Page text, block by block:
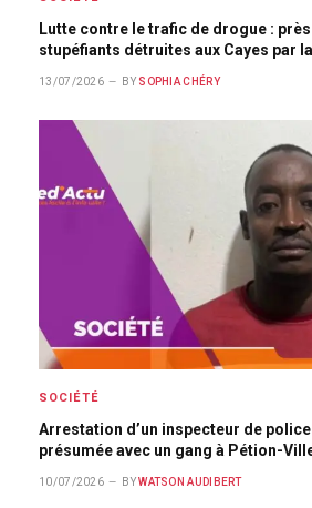
Lutte contre le trafic de drogue :
stupéfiants détruites aux Cayes par
13/07/2026 BY SOPHIA CHÉRY
SOCIÉTÉ
Arrestation d’un inspecteur de
présumée avec un gang à Pétion-
10/07/2026 BY WATSON AUDIBERT